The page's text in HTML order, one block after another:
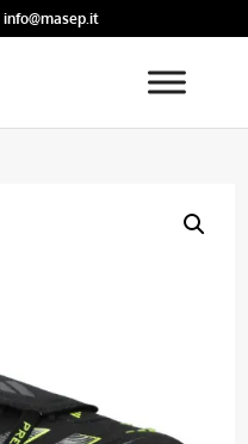
info@masep.it